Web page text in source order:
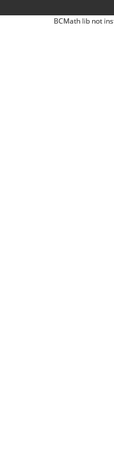
BCMath lib not